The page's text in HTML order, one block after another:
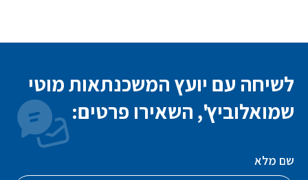
לשיחה עם יועץ המשכנתאות מוטי
שמואלוביץ', השאירו פרטים:
שם מלא